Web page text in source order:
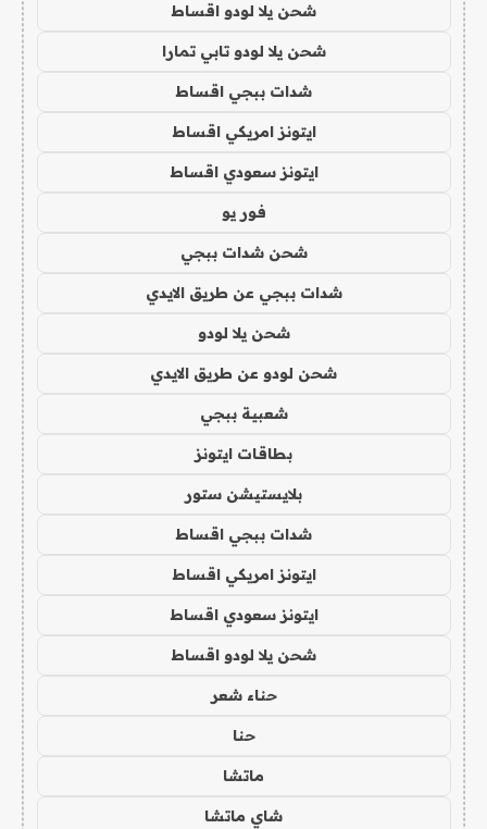
شحن يلا لودو اقساط
شحن يلا لودو تابي تمارا
شدات ببجي اقساط
ايتونز امريكي اقساط
ايتونز سعودي اقساط
فور يو
شحن شدات ببجي
شدات ببجي عن طريق الايدي
شحن يلا لودو
شحن لودو عن طريق الايدي
شعبية ببجي
بطاقات ايتونز
بلايستيشن ستور
شدات ببجي اقساط
ايتونز امريكي اقساط
ايتونز سعودي اقساط
شحن يلا لودو اقساط
حناء شعر
حنا
ماتشا
شاي ماتشا